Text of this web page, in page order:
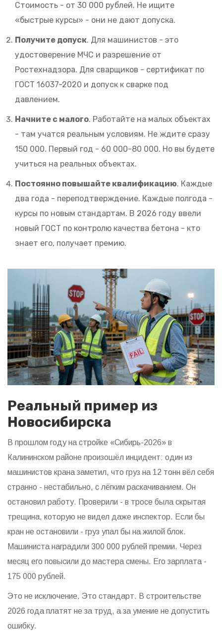
Стоимость - от 30 000 рублей. Не ищите
«быстрые курсы» - они не дают допуска.
Получите допуск. Для машинистов - это
удостоверение МЧС и разрешение от
Ростехнадзора. Для сварщиков - сертификат по
ГОСТ 16037-2020 и допуск к сварке под
давлением.
Начните с малого. Работайте на малых объектах
- там учатся реальным условиям. Не ждите сразу
150 000. Первый год - 60 000-80 000. Но вы будете
учиться на реальных объектах.
Постоянно повышайте квалификацию. Каждые
два года - переподтверждение. Каждые полгода -
курсы по новым стандартам. В 2026 году ввели
новый ГОСТ по контролю качества бетона - кто
знает его, получает премию.
Реальный пример из
Новосибирска
В прошлом году на стройке «Сибирь-2026» в
Калининском районе произошёл инцидент: один из
машинистов крана заметил, что груз на 12 тонн вёл себя
странно - нестабильно, с лёгким раскачиванием. Он
остановил работу. Проверили - в тросе была скрытая
трещина, которую не видел даже инспектор. Если бы
кран не остановили - груз упал бы на жилой блок.
Машиниста наградили 300 000 рублей премии. Через
месяц его повысили до мастера смены. Его зарплата -
175 000 рублей.
Это не исключение. Это стандарт. В строительстве
2026 года платят не за труд, а за умение не допустить
ошибку.